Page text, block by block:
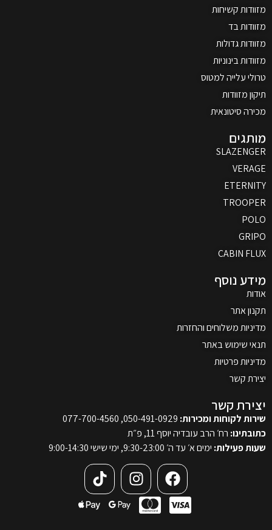
מזוודות קשיחות
מזוודות בד
מזוודות גדולות
מזוודות בינוניות
טרולי עלייה למטוס
תיקון מזוודות
מכירה סיטונאית
מותגים
SLAZENGER
VERAGE
ETERNITY
TROOPER
POLO
GRIPO
CABIN FLUX
מידע נוסף
אודות
תקנון אתר
מדיניות משלוחים והחזרות
תנאי שימוש באתר
מדיניות פרטיות
יצירת קשר
יצירת קשר
שירות לקוחות ומכירות: 050-491-0929, 077-700-4560
כתובתינו: רח׳ הרב עובדיה יוסף 11, פ״ת
שעות פעילות: ימים א׳ עד ה׳ 9:30-23:00, ימי שישי 9:00-14:30